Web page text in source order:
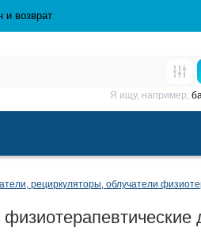
и возврат
Я ищу, например,
рециркуляторы, облучатели